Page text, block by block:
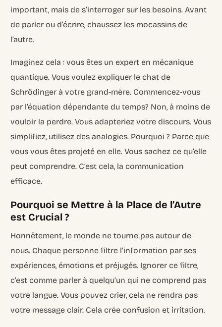
important, mais de s’interroger sur les besoins. Avant
de parler ou d’écrire, chaussez les mocassins de
l’autre.
Imaginez cela : vous êtes un expert en mécanique
quantique. Vous voulez expliquer le chat de
Schrödinger à votre grand-mère. Commencez-vous
par l’équation dépendante du temps? Non, à moins de
vouloir la perdre. Vous adapteriez votre discours. Vous
simplifiez, utilisez des analogies. Pourquoi ? Parce que
vous vous êtes projeté en elle. Vous sachez ce qu’elle
peut comprendre. C’est cela, la communication
efficace.
Pourquoi se Mettre à la Place de l’Autre
est Crucial ?
Honnêtement, le monde ne tourne pas autour de
nous. Chaque personne filtre l’information par ses
expériences, émotions et préjugés. Ignorer ce filtre,
c’est comme parler à quelqu’un qui ne comprend pas
votre langue. Vous pouvez crier, cela ne rendra pas
votre message clair. Cela crée confusion et irritation.